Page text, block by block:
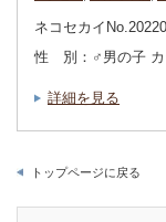
ネコセカイ
性 別：♂男の子
詳細を見る
トップページに戻る